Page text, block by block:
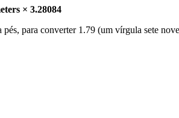
× 3.28084
pés, para converter 1.79 (um vírgula sete